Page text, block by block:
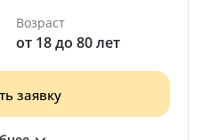
Возраст
от 18 до 80 лет
заявку